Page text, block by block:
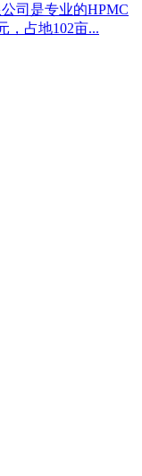
司是专业的HPMC
，占地102亩...